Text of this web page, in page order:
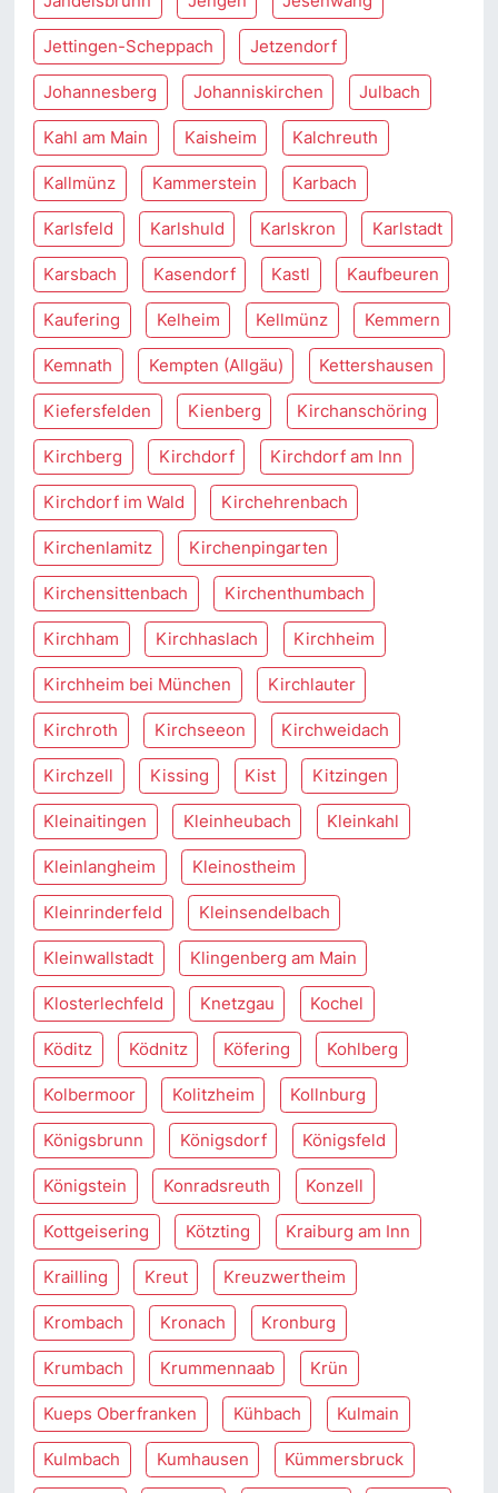
Jettingen-Scheppach Jetzendorf
Johannesberg Johanniskirchen Julbach
Kahl am Main Kaisheim Kalchreuth
Kallmünz Kammerstein Karbach
Karlsfeld Karlshuld Karlskron Karlstadt
Karsbach Kasendorf Kastl Kaufbeuren
Kaufering Kelheim Kellmünz Kemmern
Kemnath Kempten (Allgäu) Kettershausen
Kiefersfelden Kienberg Kirchanschöring
Kirchberg Kirchdorf Kirchdorf am Inn
Kirchdorf im Wald Kirchehrenbach
Kirchenlamitz Kirchenpingarten
Kirchensittenbach Kirchenthumbach
Kirchham Kirchhaslach Kirchheim
Kirchheim bei München Kirchlauter
Kirchroth Kirchseeon Kirchweidach
Kirchzell Kissing Kist Kitzingen
Kleinaitingen Kleinheubach Kleinkahl
Kleinlangheim Kleinostheim
Kleinrinderfeld Kleinsendelbach
Kleinwallstadt Klingenberg am Main
Klosterlechfeld Knetzgau Kochel
Köditz Ködnitz Köfering Kohlberg
Kolbermoor Kolitzheim Kollnburg
Königsbrunn Königsdorf Königsfeld
Königstein Konradsreuth Konzell
Kottgeisering Kötzting Kraiburg am Inn
Krailling Kreut Kreuzwertheim
Krombach Kronach Kronburg
Krumbach Krummennaab Krün
Kueps Oberfranken Kühbach Kulmain
Kulmbach Kumhausen Kümmersbruck